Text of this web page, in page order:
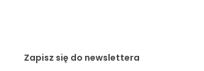
Zapisz się do newslettera